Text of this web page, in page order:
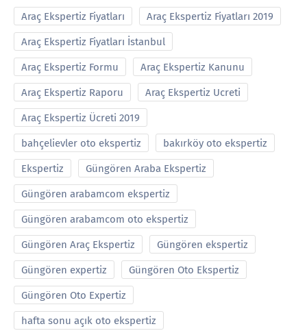
Araç Ekspertiz Fiyatları Araç Ekspertiz Fiyatları 2019
Araç Ekspertiz Fiyatları İstanbul
Araç Ekspertiz Formu Araç Ekspertiz Kanunu
Araç Ekspertiz Raporu Araç Ekspertiz Ucreti
Araç Ekspertiz Ücreti 2019
bahçelievler oto ekspertiz bakırköy oto ekspertiz
Ekspertiz Güngören Araba Ekspertiz
Güngören arabamcom ekspertiz
Güngören arabamcom oto ekspertiz
Güngören Araç Ekspertiz Güngören ekspertiz
Güngören expertiz Güngören Oto Ekspertiz
Güngören Oto Expertiz
hafta sonu açık oto ekspertiz